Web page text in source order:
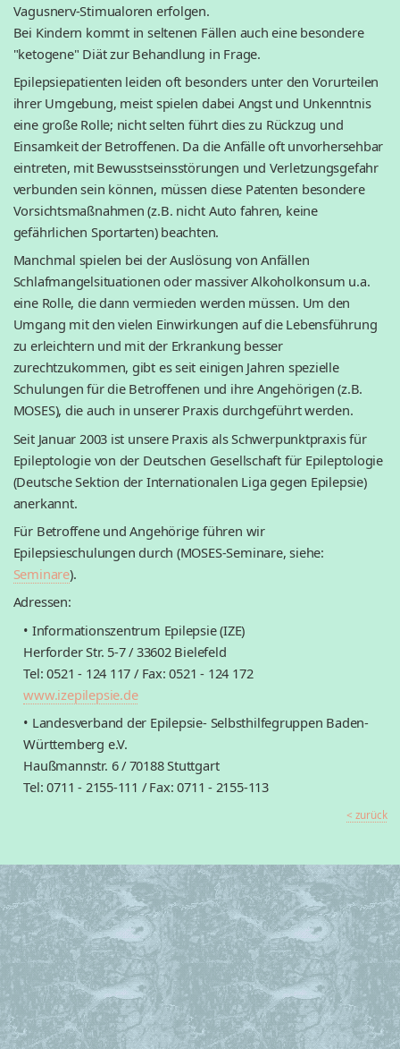
Vagusnerv-Stimualoren erfolgen.
Bei Kindern kommt in seltenen Fällen auch eine besondere
"ketogene" Diät zur Behandlung in Frage.
Epilepsiepatienten leiden oft besonders unter den Vorurteilen
ihrer Umgebung, meist spielen dabei Angst und Unkenntnis
eine große Rolle; nicht selten führt dies zu Rückzug und
Einsamkeit der Betroffenen. Da die Anfälle oft unvorhersehbar
eintreten, mit Bewusstseinsstörungen und Verletzungsgefahr
verbunden sein können, müssen diese Patenten besondere
Vorsichtsmaßnahmen (z.B. nicht Auto fahren, keine
gefährlichen Sportarten) beachten.
Manchmal spielen bei der Auslösung von Anfällen
Schlafmangelsituationen oder massiver Alkoholkonsum u.a.
eine Rolle, die dann vermieden werden müssen. Um den
Umgang mit den vielen Einwirkungen auf die Lebensführung
zu erleichtern und mit der Erkrankung besser
zurechtzukommen, gibt es seit einigen Jahren spezielle
Schulungen für die Betroffenen und ihre Angehörigen (z.B.
MOSES), die auch in unserer Praxis durchgeführt werden.
Seit Januar 2003 ist unsere Praxis als Schwerpunktpraxis für
Epileptologie von der Deutschen Gesellschaft für Epileptologie
(Deutsche Sektion der Internationalen Liga gegen Epilepsie)
anerkannt.
Für Betroffene und Angehörige führen wir
Epilepsieschulungen durch (MOSES-Seminare, siehe:
Seminare).
Adressen:
• Informationszentrum Epilepsie (IZE)
Herforder Str. 5-7 / 33602 Bielefeld
Tel: 0521 - 124 117 / Fax: 0521 - 124 172
www.izepilepsie.de
• Landesverband der Epilepsie- Selbsthilfegruppen Baden-
Württemberg e.V.
Haußmannstr. 6 / 70188 Stuttgart
Tel: 0711 - 2155-111 / Fax: 0711 - 2155-113
< zurück